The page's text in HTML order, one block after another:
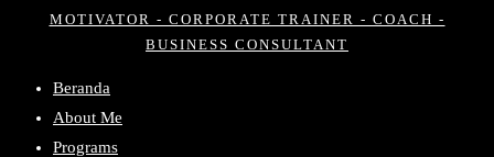
MOTIVATOR - CORPORATE TRAINER - COACH -
BUSINESS CONSULTANT
Beranda
About Me
Programs